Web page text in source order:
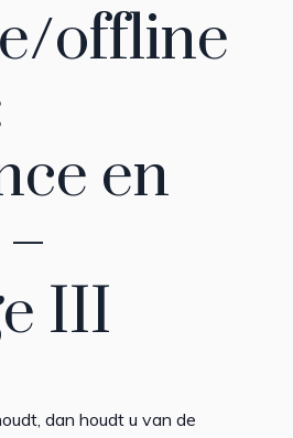
offline
en
III
dan houdt u van de